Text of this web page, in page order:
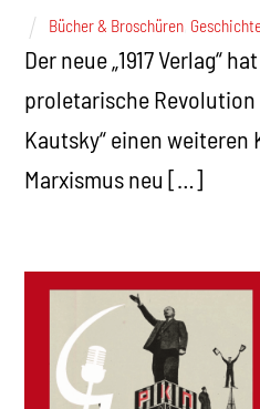
Bücher & Broschüren
Der neue „1917 Verlag“
proletarische Revolution
Kautsky“ einen weiteren
Marxismus neu […]